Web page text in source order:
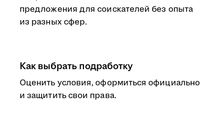
предложения для соискателей без опыта
из разных сфер.
Как выбрать подработку
Оценить условия, оформиться официально
и защитить свои права.